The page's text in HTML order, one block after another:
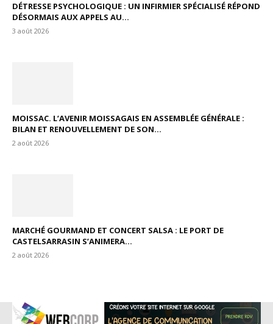
DÉTRESSE PSYCHOLOGIQUE : UN INFIRMIER SPÉCIALISÉ RÉPOND
DÉSORMAIS AUX APPELS AU...
3 août 2026
MOISSAC. L’AVENIR MOISSAGAIS EN ASSEMBLÉE GÉNÉRALE :
BILAN ET RENOUVELLEMENT DE SON...
2 août 2026
MARCHÉ GOURMAND ET CONCERT SALSA : LE PORT DE
CASTELSARRASIN S’ANIMERA...
2 août 2026